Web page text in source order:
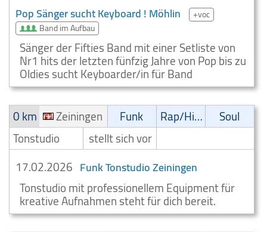
Pop Sänger sucht Keyboard ! Möhlin
+voc
Band im Aufbau
Sänger der Fifties Band mit einer Setliste von
Nr1 hits der letzten fünfzig Jahre von Pop bis zu
Oldies sucht Keyboarder/in für Band
0 km
Zeiningen Funk Rap/Hip-Hop/RnB
Soul
Tonstudio
stellt sich vor
17.02.2026 Funk Tonstudio Zeiningen
Tonstudio mit professionellem Equipment für
kreative Aufnahmen steht für dich bereit.